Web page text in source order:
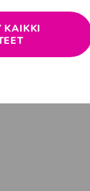
KAIKKI